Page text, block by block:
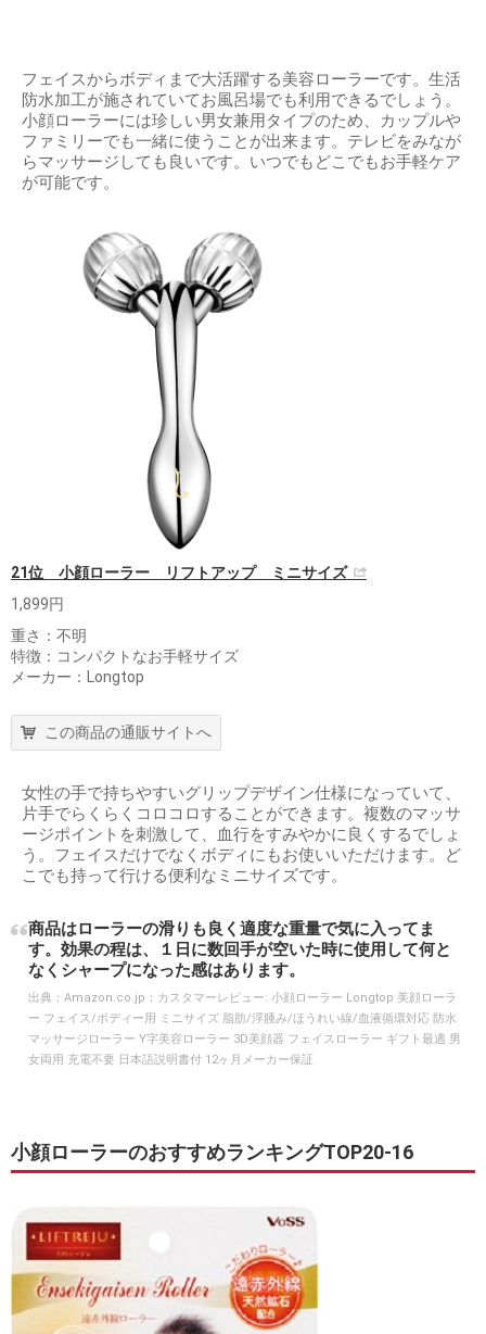
フェイスからボディまで大活躍する美容ローラーです。生活
防水加工が施されていてお風呂場でも利用できるでしょう。
小顔ローラーには珍しい男女兼用タイプのため、カップルや
ファミリーでも一緒に使うことが出来ます。テレビをみなが
らマッサージしても良いです。いつでもどこでもお手軽ケア
が可能です。
21位 小顔ローラー リフトアップ ミニサイズ
1,899円
重さ：不明
特徴：コンパクトなお手軽サイズ
メーカー：Longtop
この商品の通販サイトへ
女性の手で持ちやすいグリップデザイン仕様になっていて、
片手でらくらくコロコロすることができます。複数のマッサ
ージポイントを刺激して、血行をすみやかに良くするでしょ
う。フェイスだけでなくボディにもお使いいただけます。ど
こでも持って行ける便利なミニサイズです。
商品はローラーの滑りも良く適度な重量で気に入ってま
す。効果の程は、１日に数回手が空いた時に使用して何と
なくシャープになった感はあります。
出典： Amazon.co.jp：カスタマーレビュー: 小顔ローラー Longtop 美顔ローラ
ー フェイス/ボディー用 ミニサイズ 脂肪/浮腫み/ほうれい線/血液循環対応 防水
マッサージローラー Y字美容ローラー 3D美顔器 フェイスローラー ギフト最適 男
女両用 充電不要 日本語説明書付 12ヶ月メーカー保証
小顔ローラーのおすすめランキングTOP20-16